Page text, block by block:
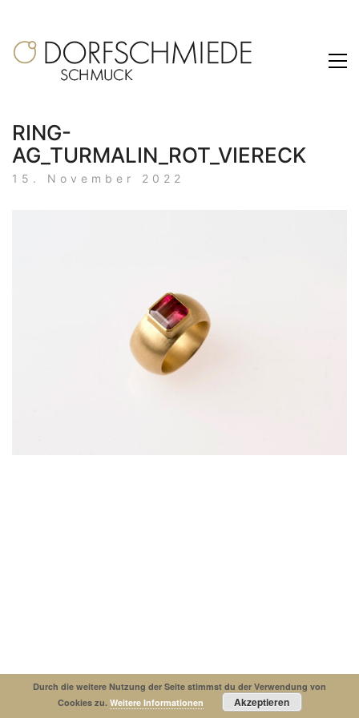
RING-
AG_TURMALIN_ROT_VIERECK
15. November 2022
© Copyright 2019. All Rights Reserved.
Durch die weitere Nutzung der Seite stimmst du der Verwendung von
Cookies zu. Weitere Informationen Akzeptieren